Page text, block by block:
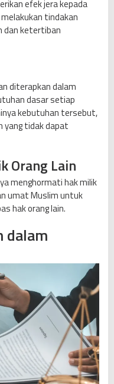
efek jera kepada
tindakan
dan ketertiban
diterapkan dalam
dasar setiap
kebutuhan tersebut,
yang tidak dapat
Orang Lain
menghormati hak milik
umat Muslim untuk
hak orang lain.
dalam